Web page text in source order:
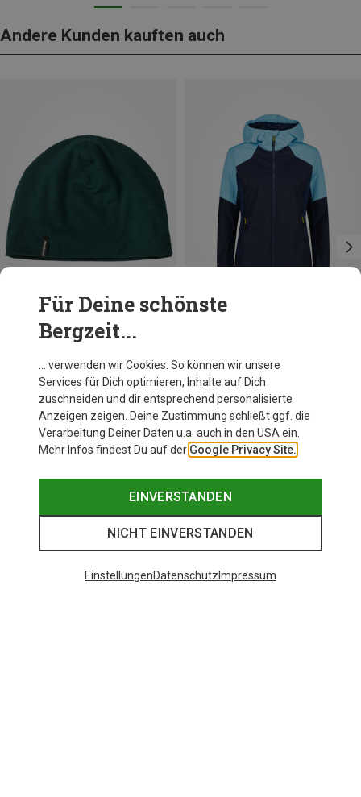
Andere Kunden kauften auch
Du sparst 35%
Für Deine schönste
Bergzeit...
… verwenden wir Cookies. So können wir unsere
Services für Dich optimieren, Inhalte auf Dich
zuschneiden und dir entsprechend personalisierte
Anzeigen zeigen. Deine Zustimmung schließt ggf. die
Verarbeitung Deiner Daten u.a. auch in den USA ein.
Mehr Infos findest Du auf der Google Privacy Site.
EINVERSTANDEN
NICHT EINVERSTANDEN
EinstellungenDatenschutz Impressum